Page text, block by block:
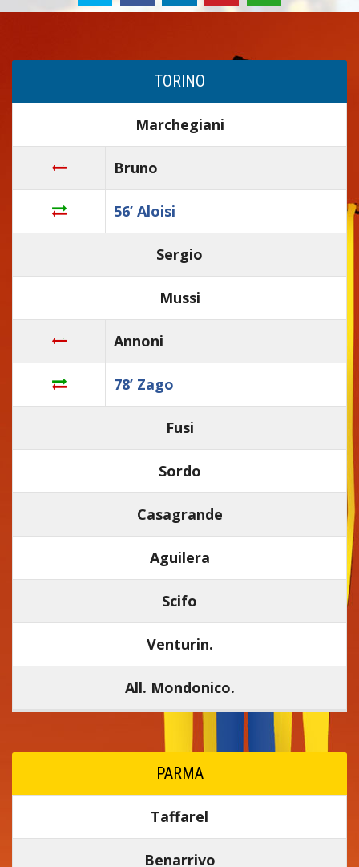
TORINO
Marchegiani
Bruno
56’ Aloisi
Sergio
Mussi
Annoni
78’ Zago
Fusi
Sordo
Casagrande
Aguilera
Scifo
Venturin.
All. Mondonico.
PARMA
Taffarel
Benarrivo